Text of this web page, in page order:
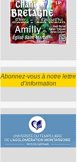
Abonnez-vous à notre lettre
d’information